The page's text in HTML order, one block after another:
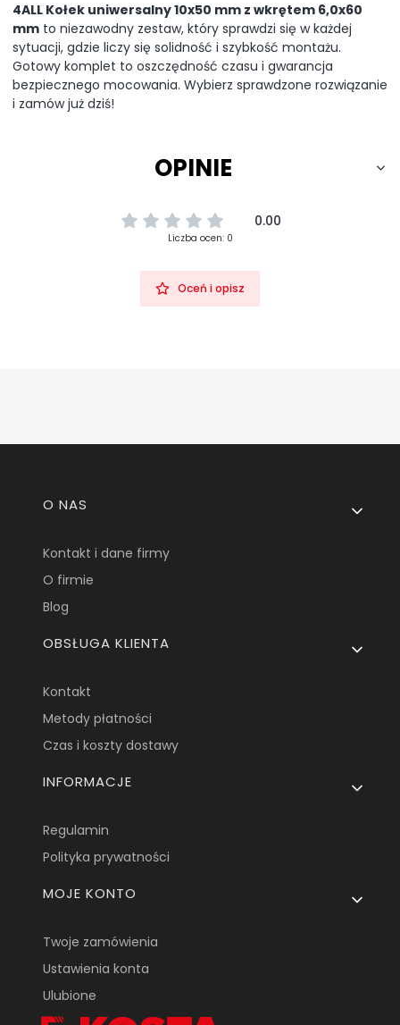
4ALL Kołek uniwersalny 10x50 mm z wkrętem 6,0x60
mm to niezawodny zestaw, który sprawdzi się w każdej
sytuacji, gdzie liczy się solidność i szybkość montażu.
Gotowy komplet to oszczędność czasu i gwarancja
bezpiecznego mocowania. Wybierz sprawdzone rozwiązanie
i zamów już dziś!
OPINIE
0.00
Liczba ocen: 0
Oceń i opisz
Linki w stopce
O NAS
Kontakt i dane firmy
O firmie
Blog
OBSŁUGA KLIENTA
Kontakt
Metody płatności
Czas i koszty dostawy
INFORMACJE
Regulamin
Polityka prywatności
MOJE KONTO
Twoje zamówienia
Ustawienia konta
Ulubione